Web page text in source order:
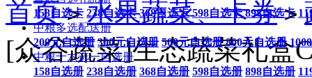
158自选卡 238自选卡 368自选卡 598自选卡 898自选卡
中粮多选配送册
200元自选册 300元自选册 500元自选册 800元自选册
中粮十六选一自选册
158自选册 238自选册 368自选册 598自选册 898自选册
首页 > 水果蔬菜、卡券 >
[众谷蔬菜]生态蔬菜礼盒